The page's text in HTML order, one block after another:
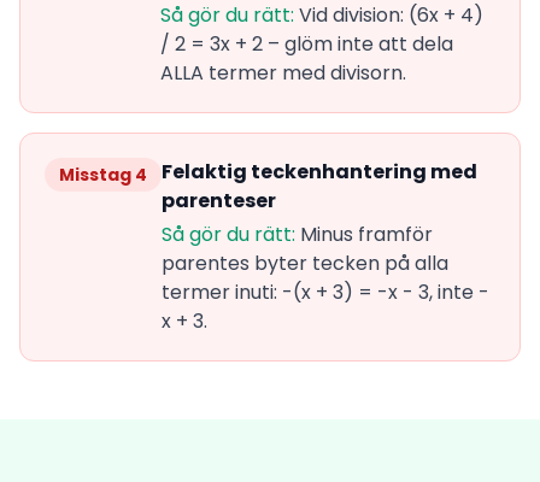
Så gör du rätt: Vid division: (6x + 4)
/ 2 = 3x + 2 – glöm inte att dela
ALLA termer med divisorn.
Misstag 4
Felaktig teckenhantering med
parenteser
Så gör du rätt: Minus framför
parentes byter tecken på alla
termer inuti: -(x + 3) = -x - 3, inte -
x + 3.